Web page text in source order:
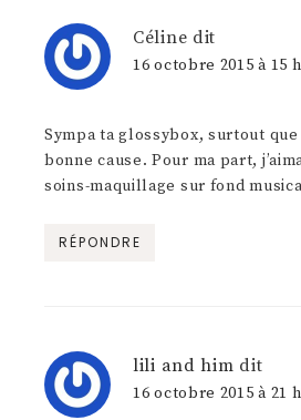
Céline dit
16 octobre 2015 à 15
Sympa ta glossybox, surtout que
bonne cause. Pour ma part,
soins-maquillage sur fond
RÉPONDRE
lili and him dit
16 octobre 2015 à 21